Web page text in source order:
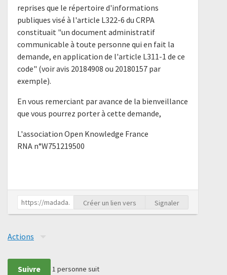
reprises que le répertoire d'informations
publiques visé à l'article L322-6 du CRPA
constituait "un document administratif
communicable à toute personne qui en fait la
demande, en application de l'article L311-1 de ce
code" (voir avis 20184908 ou 20180157 par
exemple).
En vous remerciant par avance de la bienveillance
que vous pourrez porter à cette demande,
L'association Open Knowledge France
RNA n°W751219500
Créer un lien vers Signaler
Actions
Suivre 1 personne suit